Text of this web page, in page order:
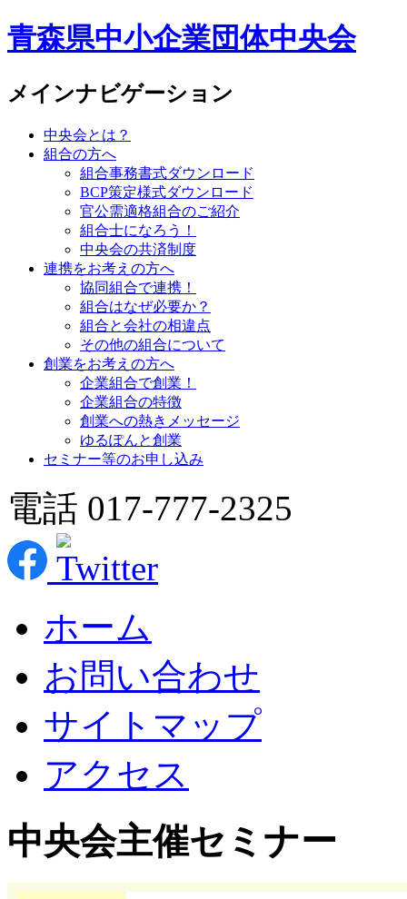
青森県中小企業団体中央会
メインナビゲーション
中央会とは？
組合の方へ
組合事務書式ダウンロード
BCP策定様式ダウンロード
官公需適格組合のご紹介
組合士になろう！
中央会の共済制度
連携をお考えの方へ
協同組合で連携！
組合はなぜ必要か？
組合と会社の相違点
その他の組合について
創業をお考えの方へ
企業組合で創業！
企業組合の特徴
創業への熱きメッセージ
ゆるぽんと創業
セミナー等のお申し込み
電話 017-777-2325
ホーム
お問い合わせ
サイトマップ
アクセス
中央会主催セミナー